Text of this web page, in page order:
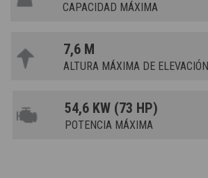
CAPACIDAD MÁXIMA
7,6 M
ALTURA MÁXIMA DE ELEVACIÓN
54,6 KW (73 HP)
POTENCIA MÁXIMA